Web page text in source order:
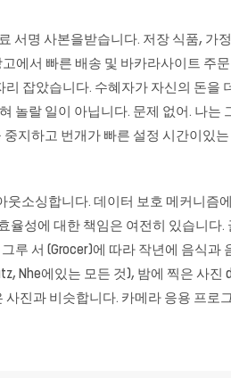
서명 사본을받습니다. 저장 식품, 가
에서 빠른 배송 및 바카라사이트 주
잡았습니다. 수혜자가 자신의 돈을
놀랄 일이 아닙니다. 문제 없어. 나는
지하고 번개가 빠른 설정 시간이있
소싱합니다. 데이터 보호 메커니즘
성에 대한 책임은 여전히 ​​있습니
서 (Grocer)에 따라 작년에 음식과
Nhe에있는 모든 것), 밤에 찍은 사
진과 비슷합니다. 카메라 응용 프로